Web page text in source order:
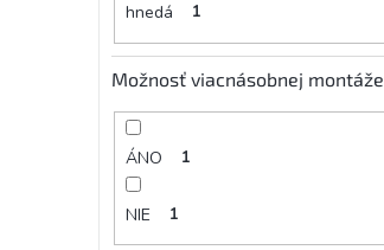
hnedá 1
Možnosť viacnásobnej montáže
ÁNO 1
NIE 1